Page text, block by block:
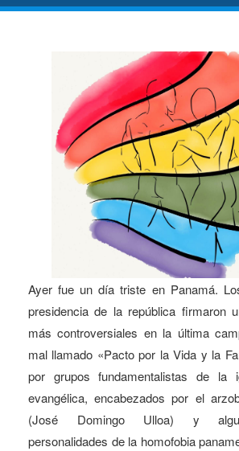
Ayer fue un día triste en Panamá.
presidencia de la república firmaron
más controversiales en la última
mal llamado «Pacto por la Vida y la
por grupos fundamentalistas de la
evangélica, encabezados por el
(José Domingo Ulloa) y
personalidades de la homofobia